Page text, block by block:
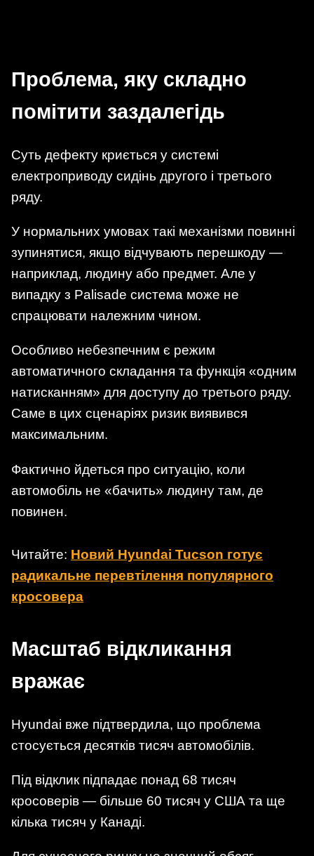
Проблема, яку складно
помітити заздалегідь
Суть дефекту криється у системі
електроприводу сидінь другого і третього
ряду.
У нормальних умовах такі механізми повинні
зупинятися, якщо відчувають перешкоду —
наприклад, людину або предмет. Але у
випадку з Palisade система може не
спрацювати належним чином.
Особливо небезпечним є режим
автоматичного складання та функція «одним
натисканням» для доступу до третього ряду.
Саме в цих сценаріях ризик виявився
максимальним.
Фактично йдеться про ситуацію, коли
автомобіль не «бачить» людину там, де
повинен.
Читайте: Новий Hyundai Tucson готує
радикальне перевтілення популярного
кросовера
Масштаб відкликання
вражає
Hyundai вже підтвердила, що проблема
стосується десятків тисяч автомобілів.
Під відклик підпадає понад 68 тисяч
кросоверів — більше 60 тисяч у США та ще
кілька тисяч у Канаді.